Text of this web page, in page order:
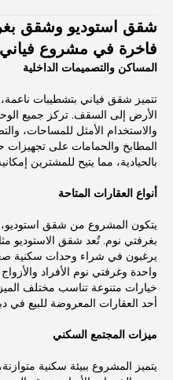
شقق استوديو وشقق
فاخرة في مشروع فياني
المساكن والتصميمات الداخلية
تتميز شقق فياني بتشطيبات
الأرض إلى السقف. تركز جميع
والاستخدام الأمثل للمساحات،
المطابخ والحمامات على تجهيزات
بالحيادية، مما يتيح للمشترين
أنواع العقارات المتاحة
يتكون المشروع من شقق
بغرفتي نوم. تُعد شقق الاستوديو
يرغبون في شراء وحدات سكنية
واحدة وغرفتي نوم الأفراد
خيارات متنوعة تناسب مختلف
أحد العقارات المعروضة للبيع في
ميزات المجتمع السكني
يتميز المشروع ببيئة سكنية